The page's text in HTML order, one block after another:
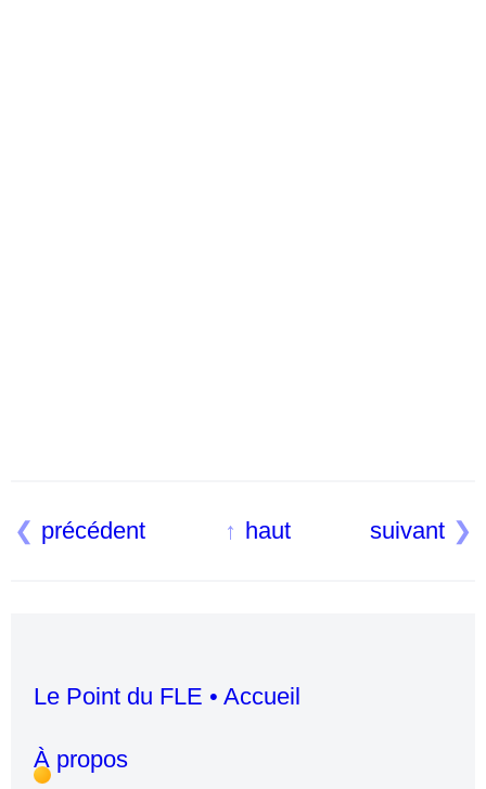
précédent haut suivant
Le Point du FLE • Accueil
À propos